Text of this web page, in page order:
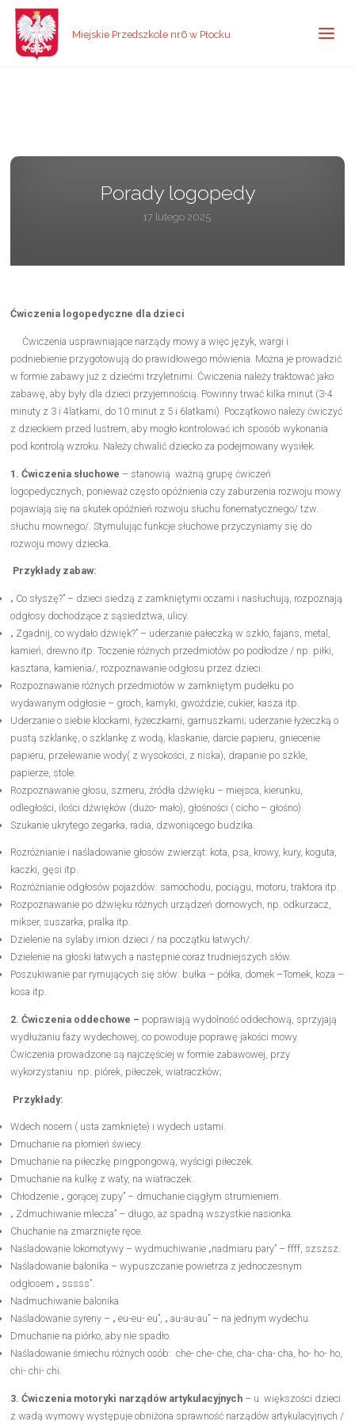
Miejskie Przedszkole nr6 w Płocku
Porady logopedy
17 lutego 2025
Ćwiczenia logopedyczne dla dzieci
Ćwiczenia usprawniające narządy mowy a więc język, wargi i
podniebienie przygotowują do prawidłowego mówienia. Można je prowadzić
w formie zabawy już z dziećmi trzyletnimi. Ćwiczenia należy traktować jako
zabawę, aby były dla dzieci przyjemnością. Powinny trwać kilka minut (3-4
minuty z 3 i 4latkami, do 10 minut z 5 i 6latkami). Początkowo należy ćwiczyć
z dzieckiem przed lustrem, aby mogło kontrolować ich sposób wykonania
pod kontrolą wzroku. Należy chwalić dziecko za podejmowany wysiłek.
1. Ćwiczenia słuchowe – stanowią ważną grupę ćwiczeń
logopedycznych, ponieważ często opóźnienia czy zaburzenia rozwoju mowy
pojawiają się na skutek opóźnień rozwoju słuchu fonematycznego/ tzw.
słuchu mownego/. Stymulując funkcje słuchowe przyczyniamy się do
rozwoju mowy dziecka.
Przykłady zabaw:
„ Co słyszę?” – dzieci siedzą z zamkniętymi oczami i nasłuchują, rozpoznają
odgłosy dochodzące z sąsiedztwa, ulicy.
„ Zgadnij, co wydało dźwięk?” – uderzanie pałeczką w szkło, fajans, metal,
kamień, drewno itp. Toczenie różnych przedmiotów po podłodze / np. piłki,
kasztana, kamienia/, rozpoznawanie odgłosu przez dzieci.
Rozpoznawanie różnych przedmiotów w zamkniętym pudełku po
wydawanym odgłosie – groch, kamyki, gwoździe, cukier, kasza itp.
Uderzanie o siebie klockami, łyżeczkami, garnuszkami; uderzanie łyżeczką o
pustą szklankę, o szklankę z wodą, klaskanie, darcie papieru, gniecenie
papieru, przelewanie wody( z wysokości, z niska), drapanie po szkle,
papierze, stole.
Rozpoznawanie głosu, szmeru, źródła dźwięku – miejsca, kierunku,
odległości, ilości dźwięków (dużo- mało), głośności ( cicho – głośno).
Szukanie ukrytego zegarka, radia, dzwoniącego budzika.
Rozróżnianie i naśladowanie głosów zwierząt: kota, psa, krowy, kury, koguta,
kaczki, gęsi itp.
Rozróżnianie odgłosów pojazdów: samochodu, pociągu, motoru, traktora itp.
Rozpoznawanie po dźwięku różnych urządzeń domowych, np. odkurzacz,
mikser, suszarka, pralka itp.
Dzielenie na sylaby imion dzieci / na początku łatwych/.
Dzielenie na głoski łatwych a następnie coraz trudniejszych słów.
Poszukiwanie par rymujących się słów: bułka – półka, domek –Tomek, koza –
kosa itp.
2. Ćwiczenia oddechowe – poprawiają wydolność oddechową, sprzyjają
wydłużaniu fazy wydechowej, co powoduje poprawę jakości mowy.
Ćwiczenia prowadzone są najczęściej w formie zabawowej, przy
wykorzystaniu np. piórek, piłeczek, wiatraczków;
Przykłady:
Wdech nosem ( usta zamknięte) i wydech ustami.
Dmuchanie na płomień świecy.
Dmuchanie na piłeczkę pingpongową, wyścigi piłeczek.
Dmuchanie na kulkę z waty, na wiatraczek.
Chłodzenie „ gorącej zupy” – dmuchanie ciągłym strumieniem.
„ Zdmuchiwanie mlecza” – długo, aż spadną wszystkie nasionka.
Chuchanie na zmarznięte ręce.
Naśladowanie lokomotywy – wydmuchiwanie „nadmiaru pary” – ffff, szszsz.
Naśladowanie balonika – wypuszczanie powietrza z jednoczesnym
odgłosem „ sssss”.
Nadmuchiwanie balonika.
Naśladowanie syreny – „ eu-eu- eu”, „ au-au-au” – na jednym wydechu.
Dmuchanie na piórko, aby nie spadło.
Naśladowanie śmiechu różnych osób: che- che- che, cha- cha- cha, ho- ho- ho,
chi- chi- chi.
3. Ćwiczenia motoryki narządów artykulacyjnych – u większości dzieci
z wadą wymowy występuje obniżona sprawność narządów artykulacyjnych /